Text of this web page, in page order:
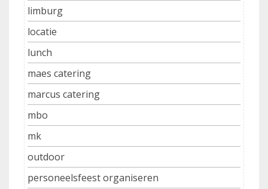
limburg
locatie
lunch
maes catering
marcus catering
mbo
mk
outdoor
personeelsfeest organiseren